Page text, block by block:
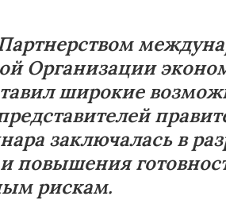
Организации
широкие
заключалась в
повышения
рискам.